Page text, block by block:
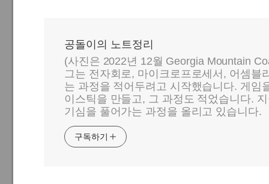
공돌이의 노트정리
(사진은 2022년 12월 Georgia Mountain
그는 전자회로, 마이크로프로세서, 어셈블
는 과정을 적어두려고 시작했습니다. 게임
이스틱을 만들고, 그 과정도 적었습니다.
기심을 풀어가는 과정을 올리고 있습니다.
구독하기